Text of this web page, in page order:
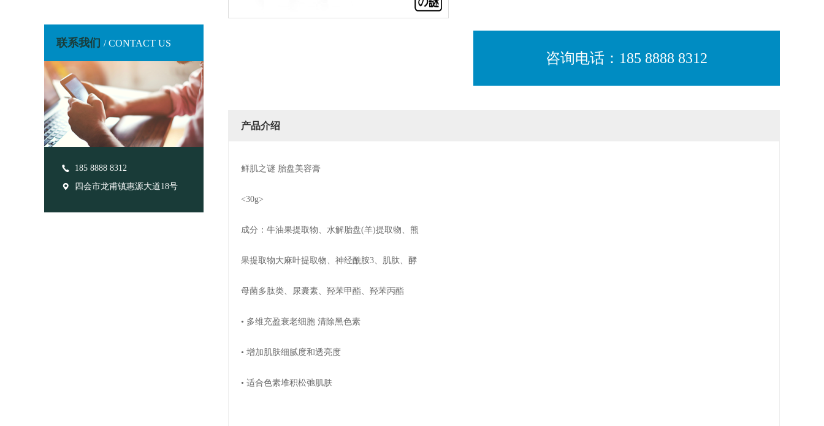
联系我们 / CONTACT US
185 8888 8312
四会市龙甫镇惠源大道18号
咨询电话：185 8888 8312
产品介绍
鲜肌之谜 胎盘美容膏
<30g>
成分：牛油果提取物、水解胎盘(羊)提取物、熊
果提取物大麻叶提取物、神经酰胺3、肌肽、酵
母菌多肽类、尿囊素、羟苯甲酯、羟苯丙酯
• 多维充盈衰老细胞 清除黑色素
• 增加肌肤细腻度和透亮度
• 适合色素堆积松弛肌肤